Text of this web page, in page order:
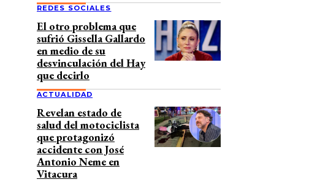
REDES SOCIALES
El otro problema que
sufrió Gissella Gallardo
en medio de su
desvinculación del Hay
que decirlo
ACTUALIDAD
Revelan estado de
salud del motociclista
que protagonizó
accidente con José
Antonio Neme en
Vitacura